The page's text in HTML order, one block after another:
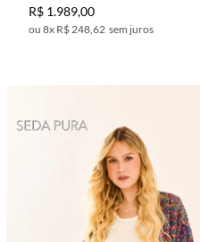
R$ 1.989,00
8x R$ 248,62 sem juros